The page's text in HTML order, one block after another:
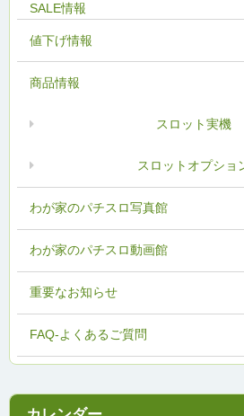
FAQ-よくあるご質問
わが家のパチスロ写真館
わが家のパチスロ動画館
値下げ情報
商品情報
スロットオプショ
スロット実機
重要なお知らせ